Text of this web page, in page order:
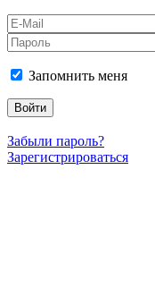
Запомнить меня
Войти
Забыли пароль?
Зарегистрироваться